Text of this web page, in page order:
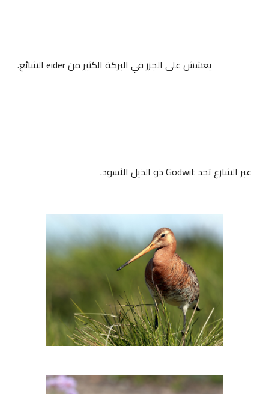
يعشش على الجزر في البركة الكثير من eider الشائع.
عبر الشارع تجد Godwit ذو الذيل الأسود.